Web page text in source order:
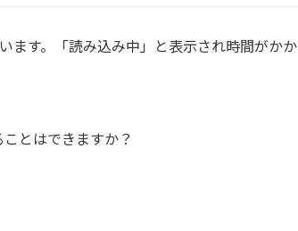
ます。「読み込み中」と表示され時間がかか
とはできますか？